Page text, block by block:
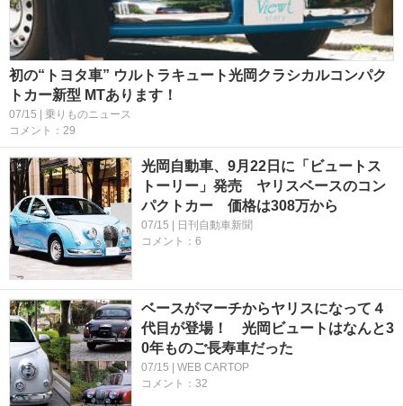
初の“トヨタ車” ウルトラキュート光岡クラシカルコンパク
トカー新型 MTあります！
07/15 | 乗りものニュース
コメント：29
光岡自動車、9月22日に「ビュートス
トーリー」発売 ヤリスベースのコン
パクトカー 価格は308万から
07/15 | 日刊自動車新聞
コメント：6
ベースがマーチからヤリスになって４
代目が登場！ 光岡ビュートはなんと3
0年ものご長寿車だった
07/15 | WEB CARTOP
コメント：32